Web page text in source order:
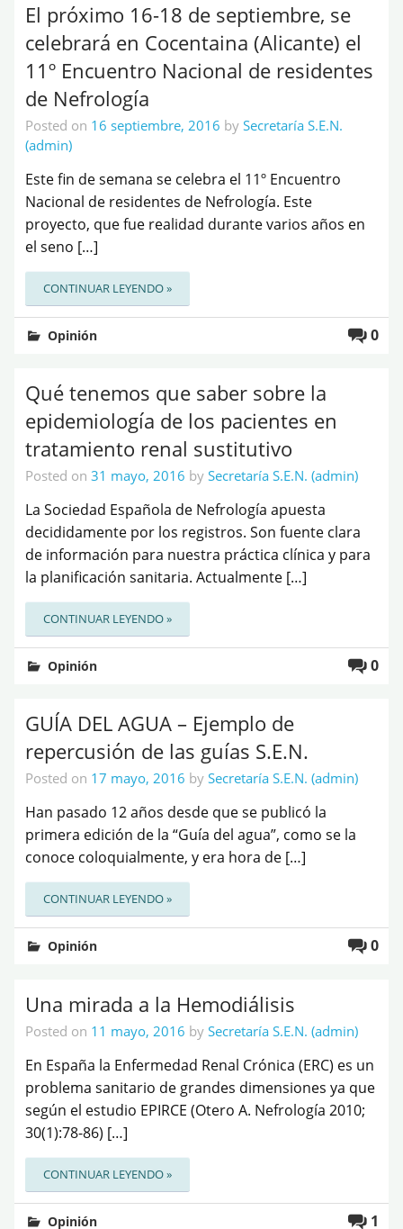
El próximo 16-18 de septiembre, se
celebrará en Cocentaina (Alicante) el
11º Encuentro Nacional de residentes
de Nefrología
Posted on 16 septiembre, 2016 by Secretaría S.E.N.
(admin)
Este fin de semana se celebra el 11º Encuentro
Nacional de residentes de Nefrología. Este
proyecto, que fue realidad durante varios años en
el seno […]
CONTINUAR LEYENDO »
0
Opinión
Qué tenemos que saber sobre la
epidemiología de los pacientes en
tratamiento renal sustitutivo
Posted on 31 mayo, 2016 by Secretaría S.E.N. (admin)
La Sociedad Española de Nefrología apuesta
decididamente por los registros. Son fuente clara
de información para nuestra práctica clínica y para
la planificación sanitaria. Actualmente […]
CONTINUAR LEYENDO »
0
Opinión
GUÍA DEL AGUA – Ejemplo de
repercusión de las guías S.E.N.
Posted on 17 mayo, 2016 by Secretaría S.E.N. (admin)
Han pasado 12 años desde que se publicó la
primera edición de la “Guía del agua”, como se la
conoce coloquialmente, y era hora de […]
CONTINUAR LEYENDO »
0
Opinión
Una mirada a la Hemodiálisis
Posted on 11 mayo, 2016 by Secretaría S.E.N. (admin)
En España la Enfermedad Renal Crónica (ERC) es un
problema sanitario de grandes dimensiones ya que
según el estudio EPIRCE (Otero A. Nefrología 2010;
30(1):78-86) […]
CONTINUAR LEYENDO »
1
Opinión